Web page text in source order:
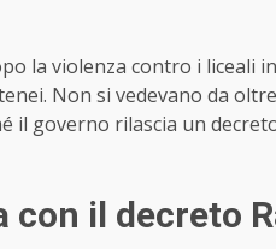
la violenza contro i liceali
Non si vedevano da
il governo rilascia un
il decreto